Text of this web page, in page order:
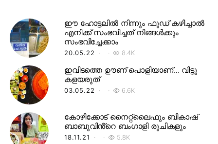
ഈ ഹോട്ടലിൽ നിന്നും ഫുഡ് കഴിച്ചാൽ
എനിക്ക് സംഭവിച്ചത് നിങ്ങൾക്കും
സംഭവിച്ചേക്കാം
20.05.22 8.4K
ഇവിടത്തെ ഊണ് പൊളിയാണ്… വിട്ടു
കളയരുത്
03.05.22 6.6K
കോഴിക്കോട് നൈറ്റ്‌ലൈഫും ബികാഷ്
ബാബുവിൻ്റെ ബംഗാളി രുചികളും
18.11.21 5.8K